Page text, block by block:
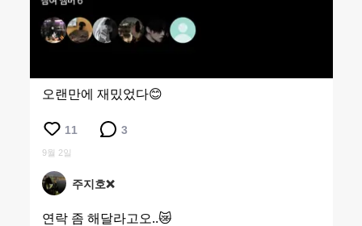
오랜만에 재밌었다😊
11 3
9월 2일
주지호❌
연락 좀 해달라고오..😿